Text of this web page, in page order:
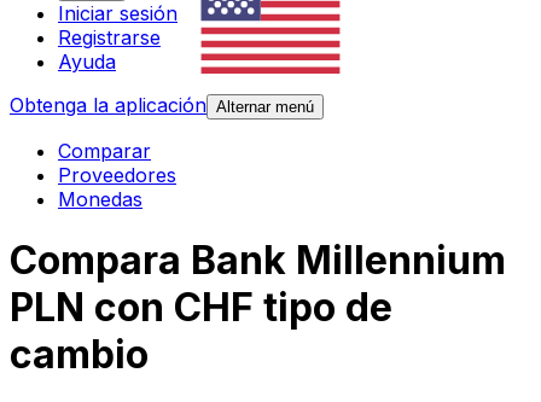
Iniciar sesión
Registrarse
Ayuda
Obtenga la aplicación Alternar menú
Comparar
Proveedores
Monedas
Compara Bank Millennium
PLN con CHF tipo de
cambio